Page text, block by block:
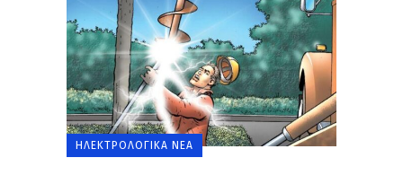
ΗΛΕΚΤΡΟΛΟΓΙΚΆ ΝΈΑ